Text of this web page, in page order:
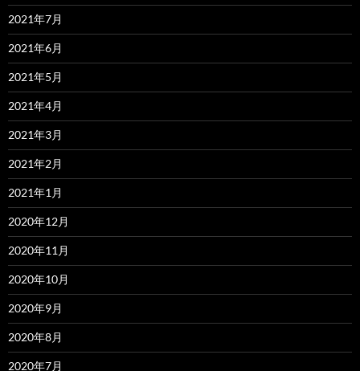
2021年7月
2021年6月
2021年5月
2021年4月
2021年3月
2021年2月
2021年1月
2020年12月
2020年11月
2020年10月
2020年9月
2020年8月
2020年7月